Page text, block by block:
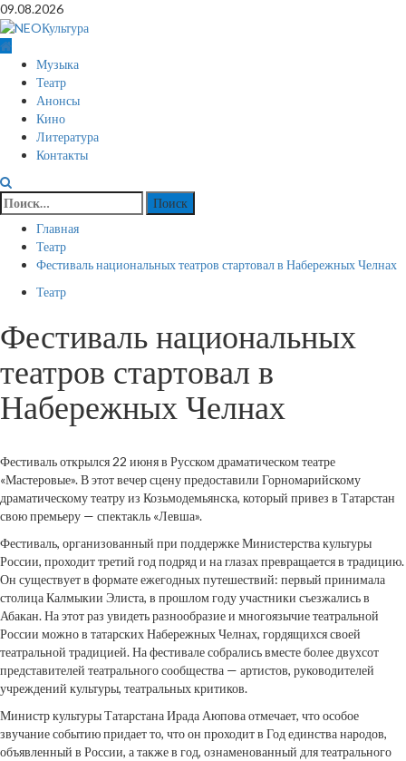
Перейти
к
содержимому
09.08.2026
Основное
меню
Музыка
Театр
Анонсы
Кино
Литература
Контакты
Найти:
Главная
Театр
Фестиваль национальных театров стартовал в Набережных Челнах
Театр
Фестиваль национальных
театров стартовал в
Набережных Челнах
Фестиваль открылся 22 июня в Русском драматическом театре
«Мастеровые». В этот вечер сцену предоставили Горномарийскому
драматическому театру из Козьмодемьянска, который привез в Татарстан
свою премьеру — спектакль «Левша».
Фестиваль, организованный при поддержке Министерства культуры
России, проходит третий год подряд и на глазах превращается в традицию.
Он существует в формате ежегодных путешествий: первый принимала
столица Калмыкии Элиста, в прошлом году участники съезжались в
Абакан. На этот раз увидеть разнообразие и многоязычие театральной
России можно в татарских Набережных Челнах, гордящихся своей
театральной традицией. На фестивале собрались вместе более двухсот
представителей театрального сообщества — артистов, руководителей
учреждений культуры, театральных критиков.
Министр культуры Татарстана Ирада Аюпова отмечает, что особое
звучание событию придает то, что он проходит в Год единства народов,
объявленный в России, а также в год, ознаменованный для театрального